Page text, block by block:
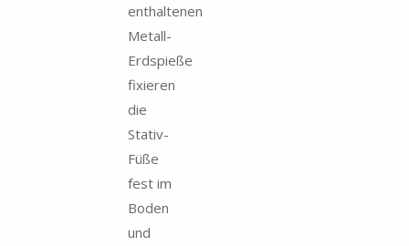
enthaltenen
Metall-
Erdspieße
fixieren
die
Stativ-
Füße
fest im
Boden
und